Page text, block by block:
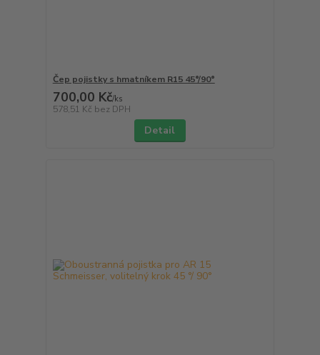
Čep pojistky s hmatníkem R15 45°/90°
700,00 Kč/ks
578,51 Kč bez DPH
Detail